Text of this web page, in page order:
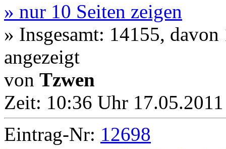
» nur 10 Seiten zeigen
» Insgesamt: 14155,
angezeigt
von Tzwen
Zeit: 10:36 Uhr
Eintrag-Nr: 12698